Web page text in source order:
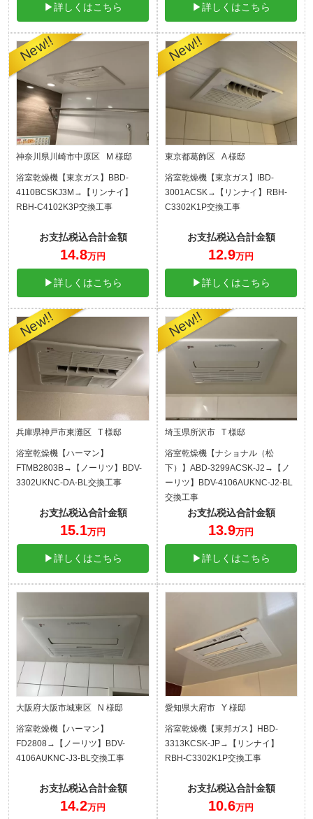
▶詳しくはこちら ▶詳しくはこちら
神奈川県川崎市中原区 M 様邸
浴室乾燥機【東京ガス】BBD-
4110BCSKJ3M→【リンナイ】
RBH-C4102K3P交換工事
お支払税込合計金額
14.8万円
▶詳しくはこちら
東京都葛飾区 A 様邸
浴室乾燥機【東京ガス】IBD-
3001ACSK→【リンナイ】RBH-
C3302K1P交換工事
お支払税込合計金額
12.9万円
▶詳しくはこちら
兵庫県神戸市東灘区 T 様邸
浴室乾燥機【ハーマン】
FTMB2803B→【ノーリツ】BDV-
3302UKNC-DA-BL交換工事
お支払税込合計金額
15.1万円
▶詳しくはこちら
埼玉県所沢市 T 様邸
浴室乾燥機【ナショナル（松
下）】ABD-3299ACSK-J2→【ノ
ーリツ】BDV-4106AUKNC-J2-BL
交換工事
お支払税込合計金額
13.9万円
▶詳しくはこちら
大阪府大阪市城東区 N 様邸
浴室乾燥機【ハーマン】
FD2808→【ノーリツ】BDV-
4106AUKNC-J3-BL交換工事
お支払税込合計金額
14.2万円
愛知県大府市 Y 様邸
浴室乾燥機【東邦ガス】HBD-
3313KCSK-JP→【リンナイ】
RBH-C3302K1P交換工事
お支払税込合計金額
10.6万円